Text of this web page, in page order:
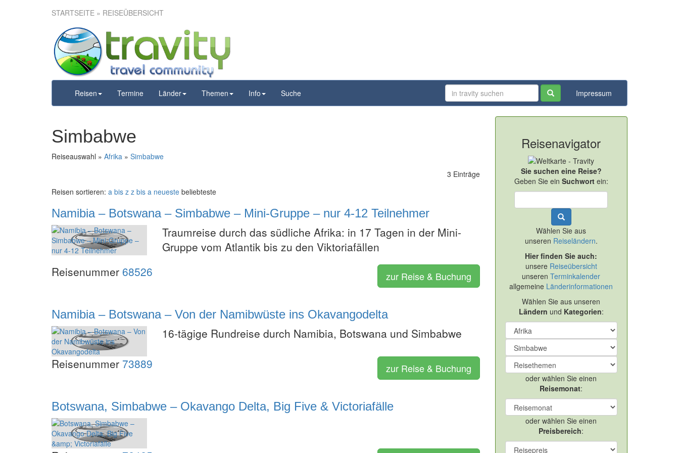
STARTSEITE » REISEÜBERSICHT
Reisen Termine Länder Themen Info Suche Impressum
Simbabwe
Reiseauswahl » Afrika » Simbabwe
3 Einträge
Reisen sortieren: a bis z z bis a neueste beliebteste
Namibia – Botswana – Simbabwe – Mini-Gruppe – nur 4-12 Teilnehmer
Traumreise durch das südliche Afrika: in 17 Tagen in der Mini-
Gruppe vom Atlantik bis zu den Viktoriafällen
Reisenummer 68526 zur Reise & Buchung
Namibia – Botswana – Von der Namibwüste ins Okavangodelta
16-tägige Rundreise durch Namibia, Botswana und Simbabwe
Reisenummer 73889 zur Reise & Buchung
Botswana, Simbabwe – Okavango Delta, Big Five & Victoriafälle
Reisenavigator
Sie suchen eine Reise?
Geben Sie ein Suchwortein:
Wählen Sie aus
unseren Reiseländern.
Hier finden Sie auch:
unsere Reiseübersicht
unserenTerminkalender
allgemeine Länderinformationen
Wählen Sie aus unseren
Ländern und Kategorien:
oder wählen Sie einen
Reisemonat:
oder wählen Sie einen
Preisbereich: